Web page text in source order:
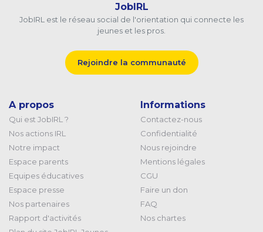
JobIRL
JobIRL est le réseau social de l'orientation qui connecte les
jeunes et les pros.
Rejoindre la communauté
A propos
Qui est JobIRL ?
Nos actions IRL
Notre impact
Espace parents
Equipes éducatives
Espace presse
Nos partenaires
Rapport d'activités
Informations
Contactez-nous
Confidentialité
Nous rejoindre
Mentions légales
CGU
Faire un don
FAQ
Nos chartes